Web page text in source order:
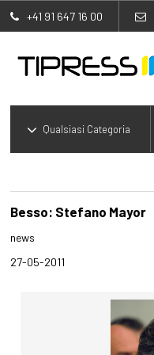
+41 91 647 16 00
Besso: Stefano Mayor
news
27-05-2011